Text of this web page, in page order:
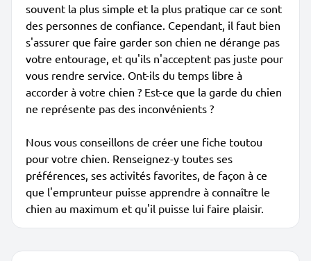
souvent la plus simple et la plus pratique car ce sont
des personnes de confiance. Cependant, il faut bien
s'assurer que faire garder son chien ne dérange pas
votre entourage, et qu'ils n'acceptent pas juste pour
vous rendre service. Ont-ils du temps libre à
accorder à votre chien ? Est-ce que la garde du chien
ne représente pas des inconvénients ?
Nous vous conseillons de créer une fiche toutou
pour votre chien. Renseignez-y toutes ses
préférences, ses activités favorites, de façon à ce
que l'emprunteur puisse apprendre à connaître le
chien au maximum et qu'il puisse lui faire plaisir.